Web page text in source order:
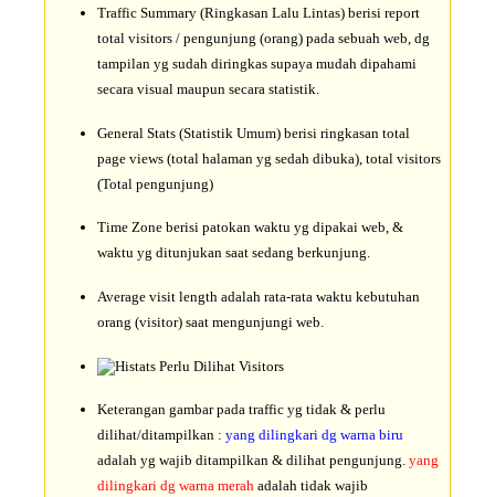
Traffic Summary (Ringkasan Lalu Lintas) berisi report
total visitors / pengunjung (orang) pada sebuah web, dg
tampilan yg sudah diringkas supaya mudah dipahami
secara visual maupun secara statistik.
General Stats (Statistik Umum) berisi ringkasan total
page views (total halaman yg sedah dibuka), total visitors
(Total pengunjung)
Time Zone berisi patokan waktu yg dipakai web, &
waktu yg ditunjukan saat sedang berkunjung.
Average visit length adalah rata-rata waktu kebutuhan
orang (visitor) saat mengunjungi web.
Keterangan gambar pada traffic yg tidak & perlu
dilihat/ditampilkan :yang dilingkari dg warna biru
adalah yg wajib ditampilkan & dilihat pengunjung.yang
dilingkari dg warna merahadalah tidak wajib